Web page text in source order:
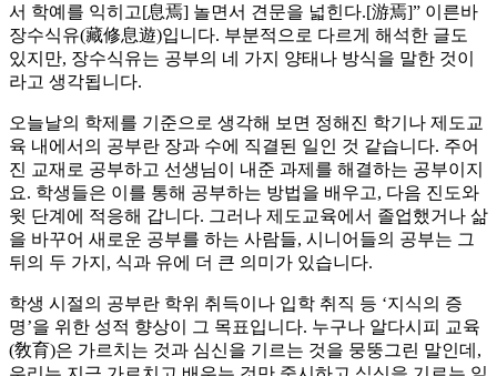
서 학예를 익히고[息焉] 놀면서 견문을 넓힌다.[游焉]” 이른바
장수식유(藏修息遊)입니다. 부분적으로 다르게 해석한 글도
있지만, 장수식유는 공부의 네 가지 양태나 방식을 말한 것이
라고 생각됩니다.
오늘날의 학제를 기준으로 생각해 보면 정해진 학기나 제도교
육 내에서의 공부란 장과 수에 직결된 일인 것 같습니다. 주어
진 교재로 공부하고 선생님이 내준 과제를 해결하는 공부이지
요. 학생들은 이를 통해 공부하는 방법을 배우고, 다음 진도와
윗 단계에 적응해 갑니다. 그러나 제도교육에서 졸업했거나 삶
을 바꾸어 새로운 공부를 하는 사람들, 시니어들의 공부는 그
뒤의 두 가지, 식과 유에 더 큰 의미가 있습니다.
학생 시절의 공부란 학위 취득이나 입학 취직 등 ‘지식의 증
명’을 위한 성적 향상이 그 목표입니다. 누구나 알다시피 교육
(敎育)은 가르치는 것과 심신을 기르는 것을 뭉뚱그린 말인데,